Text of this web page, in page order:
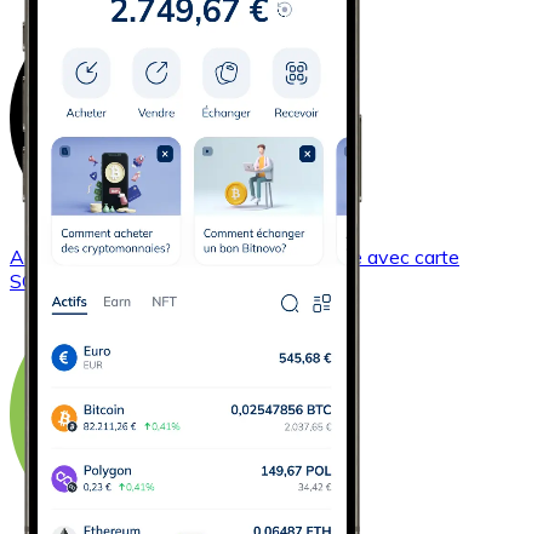
AcheterSolanaavec virement bancaire avec carte
SOL